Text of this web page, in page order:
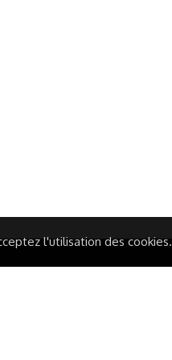
l'utilisation des cookies.